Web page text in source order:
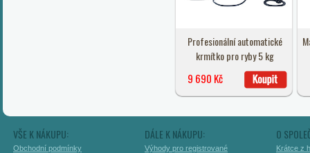
Profesionální automatické
krmítko pro ryby 5 kg
9 690 Kč
VŠE K NÁKUPU:
Obchodní podmínky
DÁLE K NÁKUPU:
Výhody pro registrované
O
Krátce z